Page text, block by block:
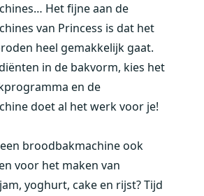
Het fijne aan de
van Princess is dat het
heel gemakkelijk gaat.
in de bakvorm, kies het
en de
doet al het werk voor je!
broodbakmachine ook
voor het maken van
yoghurt, cake en rijst? Tijd